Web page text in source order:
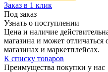
Заказ в 1 клик
Под заказ
Узнать о поступлении
Цена и наличие
магазина и может
магазинах и маркетплейсах.
К списку товаров
Преимущества покупки у нас